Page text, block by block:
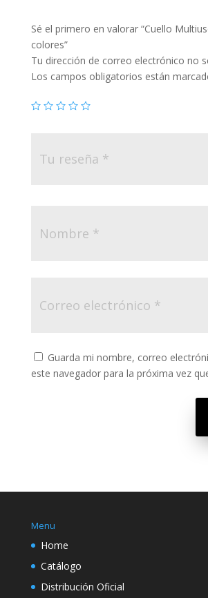
Sé el primero en valorar “Cuello
colores”
Tu dirección de correo electrónico no
Los campos obligatorios están
Guarda mi nombre, correo
este navegador para la próxima vez
Menu
Home
Catálogo
Distribución Oficial